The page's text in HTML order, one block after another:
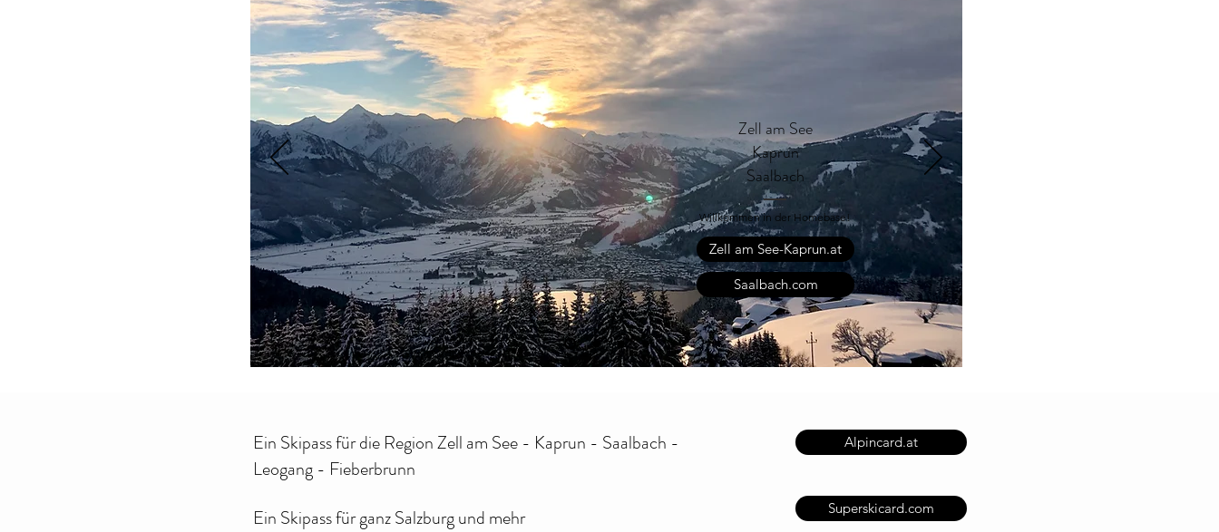
Zell am See
Kaprun
Saalbach
Willkommen in der Homebase!
Zell am See-Kaprun.at
Saalbach.com
Ein Skipass für die Region Zell am See - Kaprun - Saalbach -
Leogang - Fieberbrunn
Ein Skipass für ganz Salzburg und mehr
Alpincard.at
Superskicard.com